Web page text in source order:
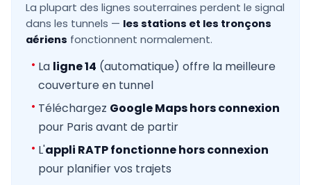
La plupart des lignes souterraines perdent le signal
dans les tunnels — les stations et les tronçons
aériens fonctionnent normalement.
La ligne 14 (automatique) offre la meilleure
couverture en tunnel
Téléchargez Google Maps hors connexion
pour Paris avant de partir
L'appli RATP fonctionne hors connexion
pour planifier vos trajets